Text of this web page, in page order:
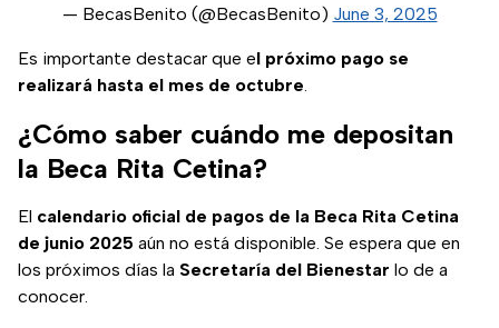
— BecasBenito (@BecasBenito) June 3, 2025
Es importante destacar que el próximo pago se
realizará hasta el mes de octubre.
¿Cómo saber cuándo me depositan
la Beca Rita Cetina?
El calendario oficial de pagos de la Beca Rita Cetina
de junio 2025 aún no está disponible. Se espera que en
los próximos días la Secretaría del Bienestar lo de a
conocer.